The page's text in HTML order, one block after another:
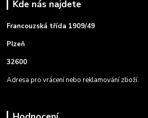
Kde nás najdete
Francouzská třída 1909/49
Plzeň
32600
Adresa pro vrácení nebo reklamování zboží.